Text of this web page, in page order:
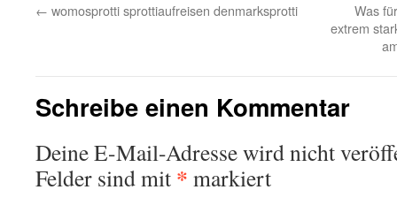
← womosprotti sprottiaufreisen denmarksprotti
Was
extrem
Schreibe einen Kommentar
Deine E-Mail-Adresse wird nicht
Felder sind mit * markiert